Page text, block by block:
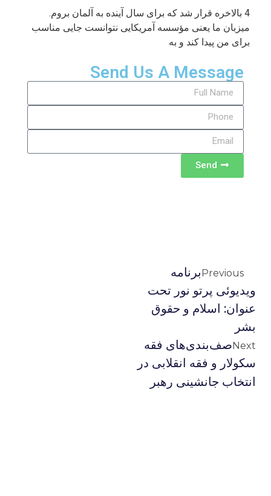
4 بالاخره قرار شد که برای سال آینده به آلمان بروم.
میزبان ما یعنی مؤسسه آمریکایی نتوانست جایی مناسب
برای من پیدا کند و به
Send Us A Message
Send
Previousبرنامه
ویدیوئى پرتو نور تحت
عنوان: اسلام و حقوق
بشر
Nextصف‌بندی‌های فقه
سکولار و فقه انقلابی در
انتخاب جانشینی رهبر